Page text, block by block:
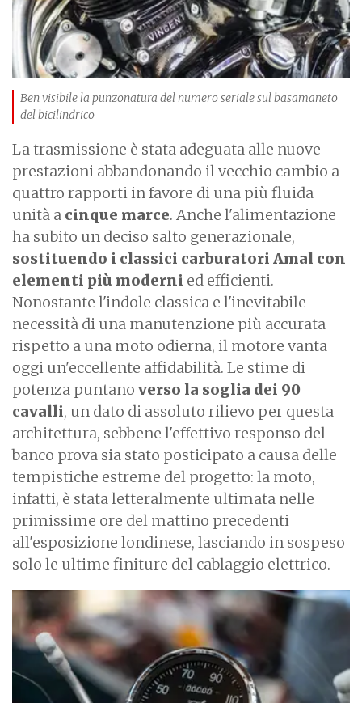
Ben visibile la punzonatura del numero seriale sul basamaneto
del bicilindrico
La trasmissione è stata adeguata alle nuove
prestazioni abbandonando il vecchio cambio a
quattro rapporti in favore di una più fluida
unità a cinque marce. Anche l'alimentazione
ha subito un deciso salto generazionale,
sostituendo i classici carburatori Amal con
elementi più moderni ed efficienti.
Nonostante l'indole classica e l'inevitabile
necessità di una manutenzione più accurata
rispetto a una moto odierna, il motore vanta
oggi un'eccellente affidabilità. Le stime di
potenza puntano verso la soglia dei 90
cavalli, un dato di assoluto rilievo per questa
architettura, sebbene l'effettivo responso del
banco prova sia stato posticipato a causa delle
tempistiche estreme del progetto: la moto,
infatti, è stata letteralmente ultimata nelle
primissime ore del mattino precedenti
all'esposizione londinese, lasciando in sospeso
solo le ultime finiture del cablaggio elettrico.
m
a
g